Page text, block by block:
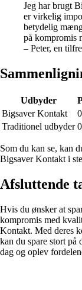
Jeg har brugt
er virkelig
betydelig
på kompromis
– Peter, en
Udbyder
Bigsaver Kontakt
Traditionel udbyder
Som du kan se, kan
Bigsaver Kontakt i
Afsluttende
Hvis du ønsker at
kompromis med
Kontakt. Med deres
kan du spare stort
dag og oplev